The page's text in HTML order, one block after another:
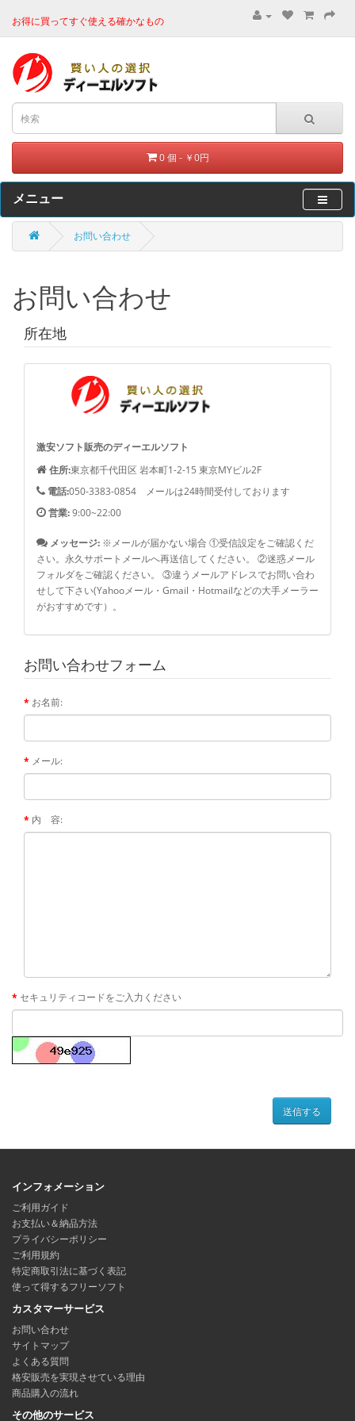
お得に買ってすぐ使える確かなもの
0 個 - ￥0円
メニュー
お問い合わせ
お問い合わせ
所在地
激安ソフト販売のディーエルソフト
住所:東京都千代田区 岩本町1-2-15 東京MYビル2F
電話:050-3383-0854 メールは24時間受付しております
営業:9:00~22:00
メッセージ:
さい。永久サポートメールへ再送信してください。 ②迷惑メール
フォルダをご確認ください。 ③違うメールアドレスでお問い合わ
せして下さい(Yahooメール・Gmail・Hotmailなどの大手メーラー
がおすすめです）。
お問い合わせフォーム
お名前:
メール:
内 容:
セキュリティコードをご入力ください
送信する
インフォメーション
ご利用ガイド
お支払い＆納品方法
プライバシーポリシー
ご利用規約
特定商取引法に基づく表記
使って得するフリーソフト
カスタマーサービス
お問い合わせ
サイトマップ
よくある質問
格安販売を実現させている理由
商品購入の流れ
その他のサービス